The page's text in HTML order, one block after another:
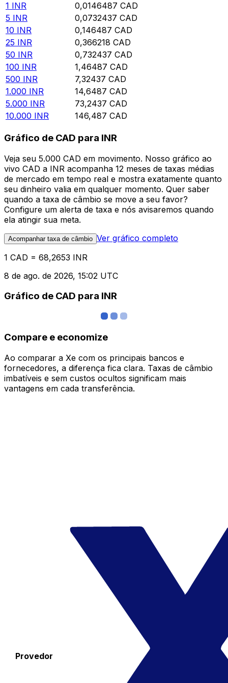
1 INR 0,0146487 CAD
5 INR 0,0732437 CAD
10 INR 0,146487 CAD
25 INR 0,366218 CAD
50 INR 0,732437 CAD
100 INR 1,46487 CAD
500 INR 7,32437 CAD
1.000 INR 14,6487 CAD
5.000 INR 73,2437 CAD
10.000 INR 146,487 CAD
Gráfico de CAD para INR
Veja seu 5.000 CAD em movimento. Nosso gráfico ao
vivo CAD a INR acompanha 12 meses de taxas médias
de mercado em tempo real e mostra exatamente quanto
seu dinheiro valia em qualquer momento. Quer saber
quando a taxa de câmbio se move a seu favor?
Configure um alerta de taxa e nós avisaremos quando
ela atingir sua meta.
Acompanhar taxa de câmbio Ver gráfico completo
1 CAD = 68,2653 INR
8 de ago. de 2026, 15:02 UTC
Gráfico de CAD para INR
Compare e economize
Ao comparar a Xe com os principais bancos e
fornecedores, a diferença fica clara. Taxas de câmbio
imbatíveis e sem custos ocultos significam mais
vantagens em cada transferência.
Provedor